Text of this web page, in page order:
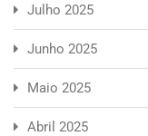
Julho 2025
Junho 2025
Maio 2025
Abril 2025